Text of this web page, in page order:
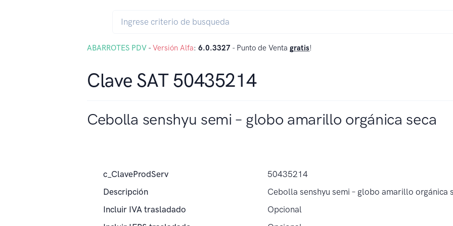
ABARROTES PDV -Versión Alfa: 6.0.3327 - Punto de Venta gratis!
Clave SAT 50435214
Cebolla senshyu semi – globo amarillo orgánica seca
c_ClaveProdServ
50435214
Descripción
Cebolla senshyu semi – globo amarillo orgánica
Incluir IVA trasladado
Opcional